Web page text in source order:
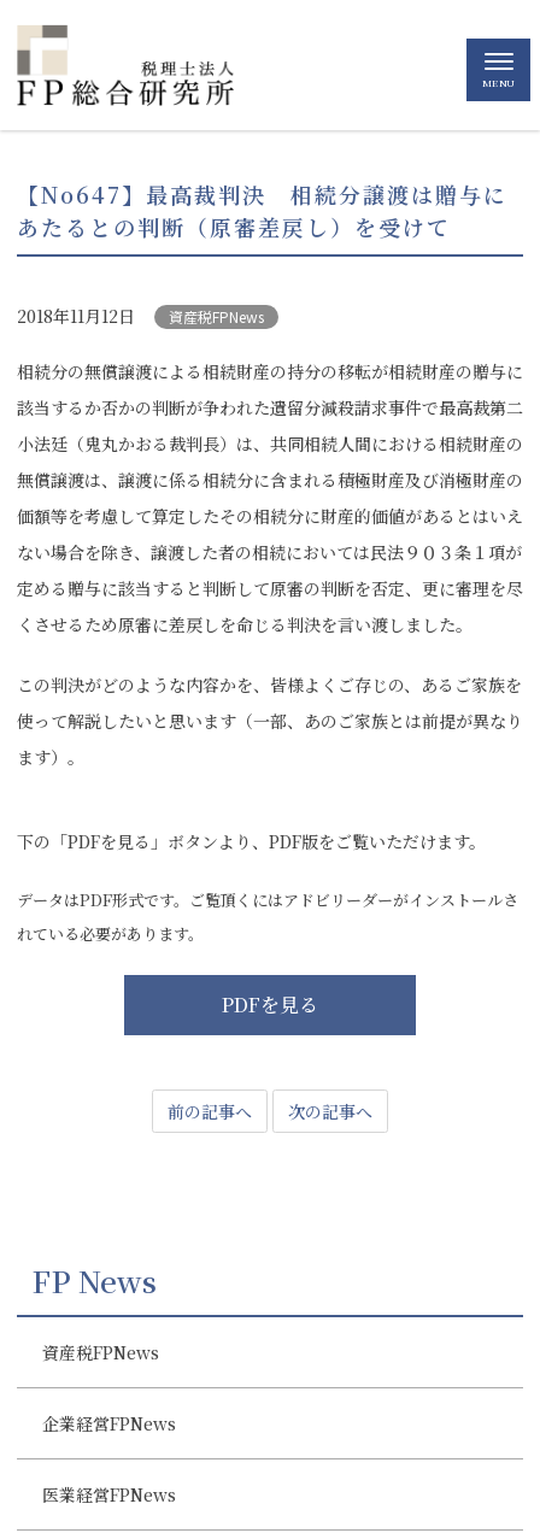
MENU
【No647】最高裁判決 相続分譲渡は贈与に
あたるとの判断（原審差戻し）を受けて
2018年11月12日 資産税FPNews
相続分の無償譲渡による相続財産の持分の移転が相続財産の贈与に
該当するか否かの判断が争われた遺留分減殺請求事件で最高裁第二
小法廷（鬼丸かおる裁判長）は、共同相続人間における相続財産の
無償譲渡は、譲渡に係る相続分に含まれる積極財産及び消極財産の
価額等を考慮して算定したその相続分に財産的価値があるとはいえ
ない場合を除き、譲渡した者の相続においては民法９０３条１項が
定める贈与に該当すると判断して原審の判断を否定、更に審理を尽
くさせるため原審に差戻しを命じる判決を言い渡しました。
この判決がどのような内容かを、皆様よくご存じの、あるご家族を
使って解説したいと思います（一部、あのご家族とは前提が異なり
ます）。
下の「PDFを見る」ボタンより、PDF版をご覧いただけます。
データはPDF形式です。ご覧頂くにはアドビリーダーがインストールさ
れている必要があります。
PDFを見る
前の記事へ 次の記事へ
FP News
資産税FPNews
企業経営FPNews
医業経営FPNews